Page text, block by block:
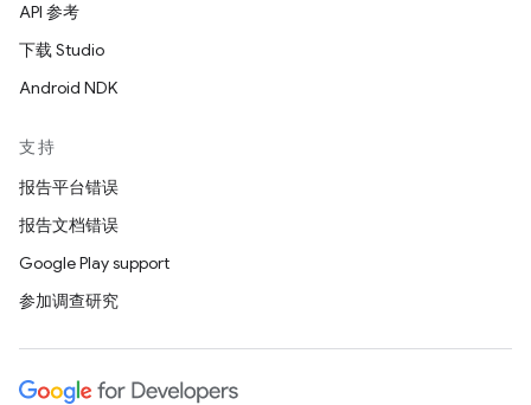
API 参考
下载 Studio
Android NDK
支持
报告平台错误
报告文档错误
Google Play support
参加调查研究